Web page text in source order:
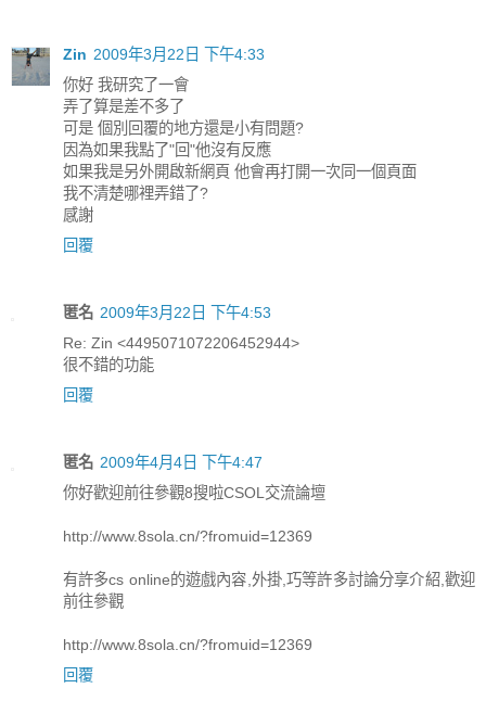
Zin 2009年3月22日 下午4:33
你好 我研究了一會
弄了算是差不多了
可是 個別回覆的地方還是小有問題?
因為如果我點了"回"他沒有反應
如果我是另外開啟新網頁 他會再打開一次同一個頁面
我不清楚哪裡弄錯了?
感謝
回覆
匿名 2009年3月22日 下午4:53
Re: Zin <4495071072206452944>
很不錯的功能
回覆
匿名 2009年4月4日 下午4:47
你好歡迎前往參觀8搜啦CSOL交流論壇
http://www.8sola.cn/?fromuid=12369
有許多cs online的遊戲內容,外掛,巧等許多討論分享介紹,歡迎
前往參觀
http://www.8sola.cn/?fromuid=12369
回覆